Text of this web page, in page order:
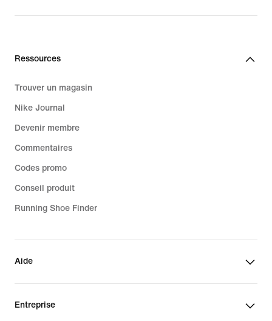
85.00 CHF
42.00 CHF
Ressources
Trouver un magasin
Nike Journal
Devenir membre
Commentaires
Codes promo
Conseil produit
Running Shoe Finder
Aide
Entreprise